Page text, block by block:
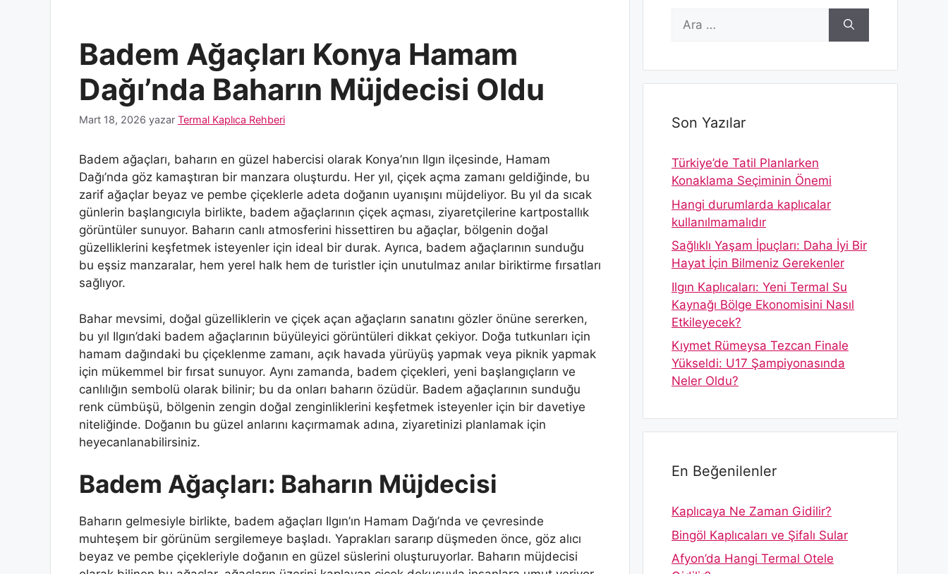
Badem Ağaçları Konya Hamam
Dağı’nda Baharın Müjdecisi Oldu
Mart 18, 2026 yazar Termal Kaplıca Rehberi
Badem ağaçları, baharın en güzel habercisi olarak Konya’nın Ilgın ilçesinde, Hamam
Dağı’nda göz kamaştıran bir manzara oluşturdu. Her yıl, çiçek açma zamanı geldiğinde, bu
zarif ağaçlar beyaz ve pembe çiçeklerle adeta doğanın uyanışını müjdeliyor. Bu yıl da sıcak
günlerin başlangıcıyla birlikte, badem ağaçlarının çiçek açması, ziyaretçilerine kartpostallık
görüntüler sunuyor. Baharın canlı atmosferini hissettiren bu ağaçlar, bölgenin doğal
güzelliklerini keşfetmek isteyenler için ideal bir durak. Ayrıca, badem ağaçlarının sunduğu
bu eşsiz manzaralar, hem yerel halk hem de turistler için unutulmaz anılar biriktirme fırsatları
sağlıyor.
Bahar mevsimi, doğal güzelliklerin ve çiçek açan ağaçların sanatını gözler önüne sererken,
bu yıl Ilgın’daki badem ağaçlarının büyüleyici görüntüleri dikkat çekiyor. Doğa tutkunları için
hamam dağındaki bu çiçeklenme zamanı, açık havada yürüyüş yapmak veya piknik yapmak
için mükemmel bir fırsat sunuyor. Aynı zamanda, badem çiçekleri, yeni başlangıçların ve
canlılığın sembolü olarak bilinir; bu da onları baharın özüdür. Badem ağaçlarının sunduğu
renk cümbüşü, bölgenin zengin doğal zenginliklerini keşfetmek isteyenler için bir davetiye
niteliğinde. Doğanın bu güzel anlarını kaçırmamak adına, ziyaretinizi planlamak için
heyecanlanabilirsiniz.
Badem Ağaçları: Baharın Müjdecisi
Baharın gelmesiyle birlikte, badem ağaçları Ilgın’ın Hamam Dağı’nda ve çevresinde
muhteşem bir görünüm sergilemeye başladı. Yaprakları sararıp düşmeden önce, göz alıcı
beyaz ve pembe çiçekleriyle doğanın en güzel süslerini oluşturuyorlar. Baharın müjdecisi
için
Son Yazılar
Türkiye’de Tatil Planlarken
Konaklama Seçiminin Önemi
Hangi durumlarda kaplıcalar
kullanılmamalıdır
Sağlıklı Yaşam İpuçları: Daha İyi Bir
Hayat İçin Bilmeniz Gerekenler
Ilgın Kaplıcaları: Yeni Termal Su
Kaynağı Bölge Ekonomisini Nasıl
Etkileyecek?
Kıymet Rümeysa Tezcan Finale
Yükseldi: U17 Şampiyonasında
Neler Oldu?
En Beğenilenler
Kaplıcaya Ne Zaman Gidilir?
Bingöl Kaplıcaları ve Şifalı Sular
Afyon’da Hangi Termal Otele